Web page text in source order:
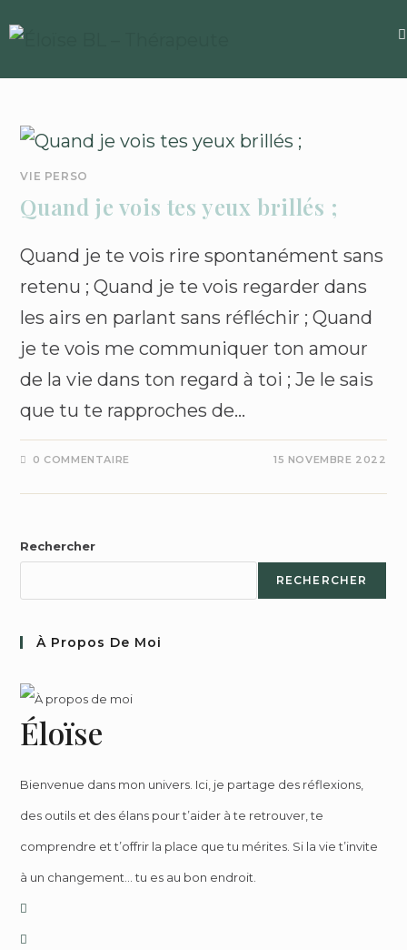
VIE PERSO
Quand je vois tes yeux brillés ;
Quand je te vois rire spontanément sans
retenu ; Quand je te vois regarder dans
les airs en parlant sans réfléchir ; Quand
je te vois me communiquer ton amour
de la vie dans ton regard à toi ; Je le sais
que tu te rapproches de…
0 COMMENTAIRE 15 NOVEMBRE 2022
Rechercher
RECHERCHER
À Propos De Moi
Éloïse
Bienvenue dans mon univers. Ici, je partage des réflexions,
des outils et des élans pour t’aider à te retrouver, te
comprendre et t’offrir la place que tu mérites. Si la vie t’invite
à un changement… tu es au bon endroit.